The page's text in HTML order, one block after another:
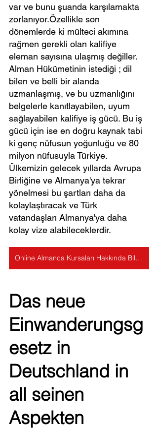
var ve bunu şuanda karşılamakta
zorlanıyor.Özellikle son
dönemlerde ki mülteci akımına
rağmen gerekli olan kalifiye
eleman sayısına ulaşmış değiller.
Alman Hükümetinin istediği ; dil
bilen ve belli bir alanda
uzmanlaşmış, ve bu uzmanlığını
belgelerle kanıtlayabilen, uyum
sağlayabilen kalifiye iş gücü. Bu iş
gücü için ise en doğru kaynak tabi
ki genç nüfusun yoğunluğu ve 80
milyon nüfusuyla Türkiye.
Ülkemizin gelecek yıllarda Avrupa
Birliğine ve Almanya'ya tekrar
yönelmesi bu şartları daha da
kolaylaştıracak ve Türk
vatandaşları Almanya'ya daha
kolay vize alabileceklerdir.
Online Almanca Kursaları Hakkında Bilgi Alın!
Das neue
Einwanderungsg
esetz in
Deutschland in
all seinen
Aspekten